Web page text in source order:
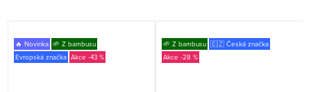
🔥 Novinka 🌱 Z bambusu
Evropská značka
-43 %
🌱 Z bambusu 🇨🇿 Česká značka
-28 %